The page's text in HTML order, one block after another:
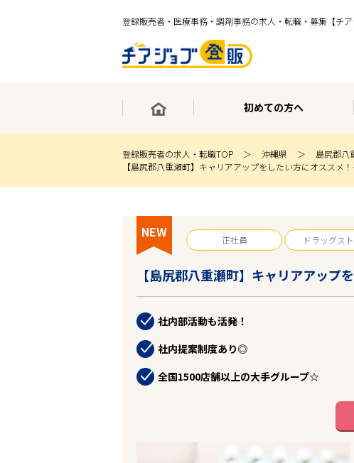
登録販売者・医療事務・調剤事務の求人・転職・募集【チア
初めての方へ
登録販売者の求人・転職TOP 沖縄県 島尻郡八
【島尻郡八重瀬町】キャリアアップをしたい方にオススメ
NEW 正社員 ドラッグス
【島尻郡八重瀬町】キャリアアッ
社内部活動も活発！
社内提案制度あり◎
全国1500店舗以上の大手グループ☆